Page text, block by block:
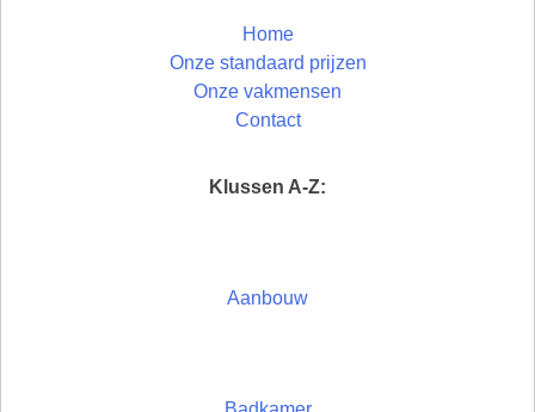
Home
Onze standaard prijzen
Onze vakmensen
Contact
Klussen A-Z:
Aanbouw